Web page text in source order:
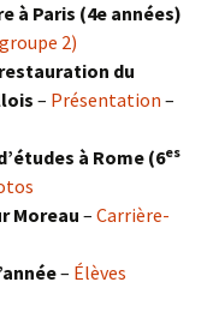
à Paris (4e années)
2)
du
– Présentation –
à Rome (6es
Moreau – Carrière-
– Élèves